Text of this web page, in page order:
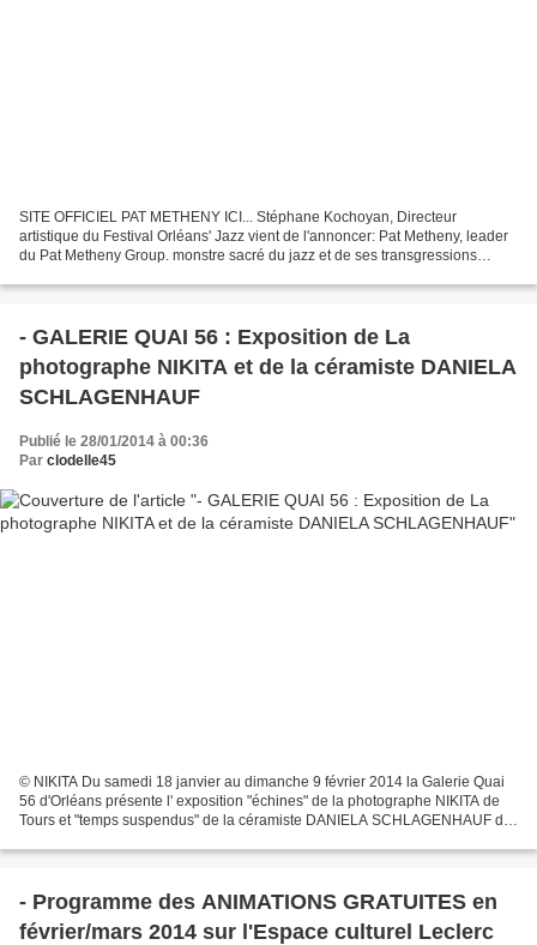
SITE OFFICIEL PAT METHENY ICI... Stéphane Kochoyan, Directeur
artistique du Festival Orléans' Jazz vient de l'annoncer: Pat Metheny, leader
du Pat Metheny Group. monstre sacré du jazz et de ses transgressions
- GALERIE QUAI 56 : Exposition de La
photographe NIKITA et de la céramiste DANIELA
SCHLAGENHAUF
Publié le 28/01/2014 à 00:36
Par clodelle45
© NIKITA Du samedi 18 janvier au dimanche 9 février 2014 la Galerie Quai
56 d'Orléans présente l' exposition "échines" de la photographe NIKITA de
Tours et "temps suspendus" de la céramiste DANIELA SCHLAGENHAUF de
- Programme des ANIMATIONS GRATUITES en
février/mars 2014 sur l'Espace culturel Leclerc